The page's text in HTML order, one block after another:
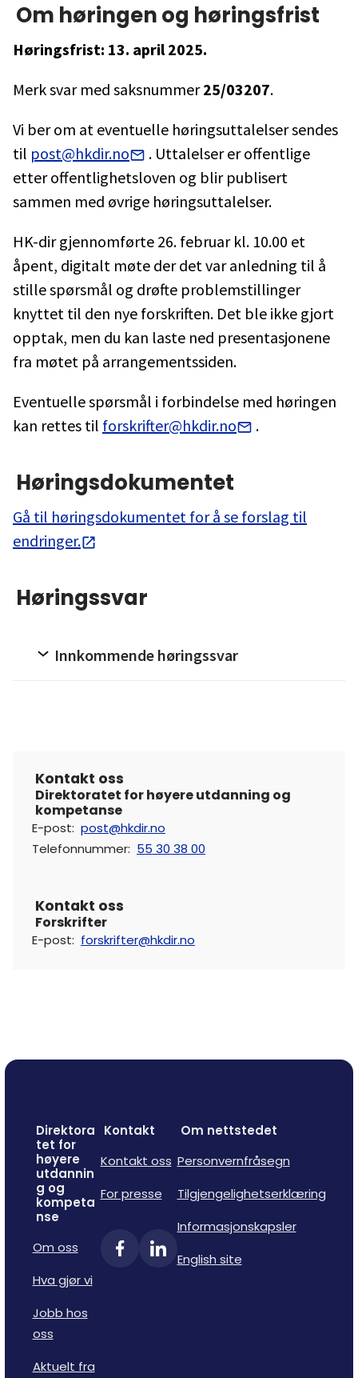
Om høringen og høringsfrist
Høringsfrist: 13. april 2025.
Merk svar med saksnummer25/03207.
Vi ber om at eventuelle høringsuttalelser sendes
til post@hkdir.no
. Uttalelser er offentlige
etter offentlighetsloven og blir publisert
sammen med øvrige høringsuttalelser.
HK-dir gjennomførte 26. februar kl. 10.00 et
åpent, digitalt møte der det var anledning til å
stille spørsmål og drøfte problemstillinger
knyttet til den nye forskriften. Det ble ikke gjort
opptak, men du kan laste ned presentasjonene
fra møtet på arrangementssiden.
Eventuelle spørsmål i forbindelse med høringen
kan rettes til forskrifter@hkdir.no .
Høringsdokumentet
Gå til høringsdokumentet for å se forslag til
endringer.
Høringssvar
Innkommende høringssvar
Kontakt oss
Direktoratet for høyere utdanning og
kompetanse
E-post: post@hkdir.no
Telefonnummer: 55 30 38 00
Kontakt oss
Forskrifter
E-post: forskrifter@hkdir.no
Direktora
tet for
høyere
utdannin
g og
kompeta
nse
Om oss
Hva gjør vi
Jobb hos
oss
Aktuelt fra
Kontakt
Kontakt oss
For presse
Om nettstedet
Personvernfråsegn
Tilgjengelighetserklæring
Informasjonskapsler
English site